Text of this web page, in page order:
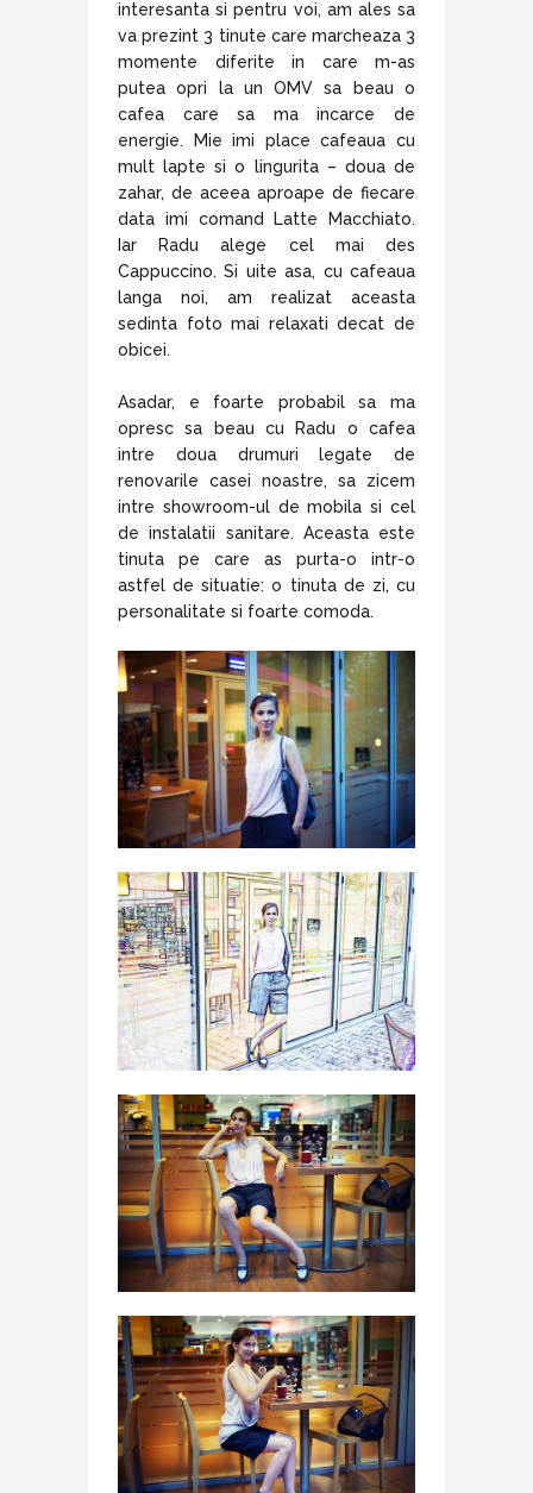
interesanta si pentru voi, am ales sa
va prezint 3 tinute care marcheaza 3
momente diferite in care m-as
putea opri la un OMV sa beau o
cafea care sa ma incarce de
energie. Mie imi place cafeaua cu
mult lapte si o lingurita – doua de
zahar, de aceea aproape de fiecare
data imi comand Latte Macchiato.
Iar Radu alege cel mai des
Cappuccino. Si uite asa, cu cafeaua
langa noi, am realizat aceasta
sedinta foto mai relaxati decat de
obicei.
Asadar, e foarte probabil sa ma
opresc sa beau cu Radu o cafea
intre doua drumuri legate de
renovarile casei noastre, sa zicem
intre showroom-ul de mobila si cel
de instalatii sanitare. Aceasta este
tinuta pe care as purta-o intr-o
astfel de situatie: o tinuta de zi, cu
personalitate si foarte comoda.